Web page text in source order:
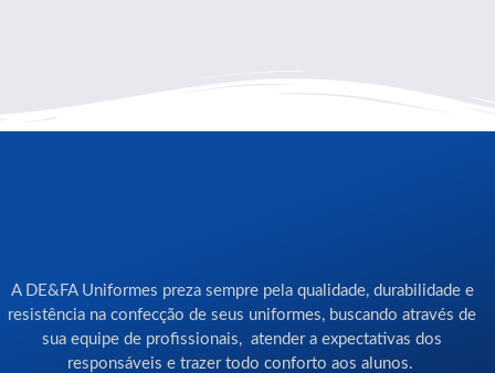
A DE&FA Uniformes preza sempre pela qualidade, durabilidade e
resistência na confecção de seus uniformes, buscando através de
sua equipe de profissionais, atender a expectativas dos
responsáveis e trazer todo conforto aos alunos.